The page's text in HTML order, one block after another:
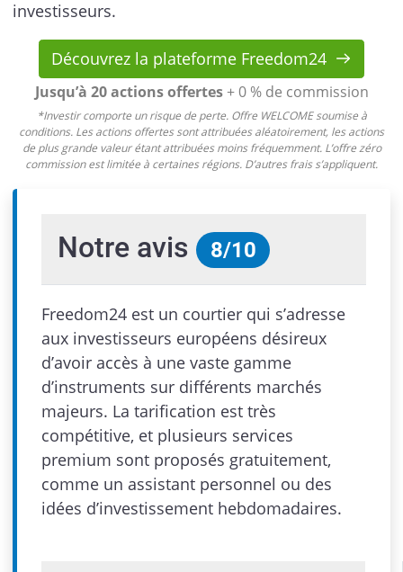
investisseurs.
Découvrez la plateforme Freedom24
Jusqu’à 20 actions offertes+ 0 % de commission
*Investir comporte un risque de perte. Offre WELCOME soumise à
conditions. Les actions offertes sont attribuées aléatoirement, les actions
de plus grande valeur étant attribuées moins fréquemment. L’offre zéro
commission est limitée à certaines régions. D’autres frais s’appliquent.
Notre avis 8/10
Freedom24 est un courtier qui s’adresse
aux investisseurs européens désireux
d’avoir accès à une vaste gamme
d’instruments sur différents marchés
majeurs. La tarification est très
compétitive, et plusieurs services
premium sont proposés gratuitement,
comme un assistant personnel ou des
idées d’investissement hebdomadaires.